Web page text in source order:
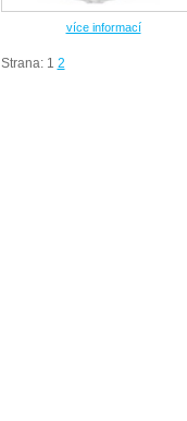
více informací
Strana: 1 2